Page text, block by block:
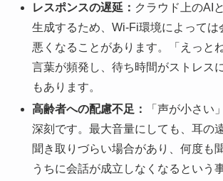
レスポンスの遅延： クラウド上のAI
生成するため、Wi-Fi環境によっては
悪くなることがあります。「えっと
言葉が頻発し、待ち時間がストレス
もあります。
高齢者への配慮不足：
「声が小さい
深刻です。最大音量にしても、耳の
聞き取りづらい場合があり、何度も
うちに会話が成立しなくなるという